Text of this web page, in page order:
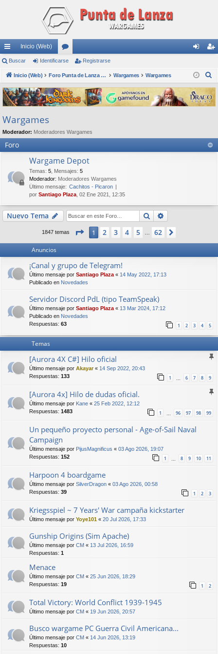
nl
ac
es
rá
pi
do
s
Inicio (Web)
or
os nti
fic
ar
ist
ra
rs
Buscar Identificarse Registrarse
Inicio (Web) Foro Punta de Lanza Wargames Wargames Wargames
s
c
Wargames
Moderador: Moderadores Wargames
Foro
Wargame Depot
Temas: 5 Mensajes: 5
Moderador: Moderadores Wargames
Último mensaje: Cachitos - Picaron
por Santiago Plaza , 02 Ene 2021, 12:35
Nuevo Tema Buscar
1847 temas Página de 62
1 2 3 4 5 62
Anuncios
¡Canal y grupo de Telegram!
Último mensaje por Santiago Plaza « 14 May 2022, 17:13
Publicado en Novedades
Servidor Discord PdL (tipo TeamSpeak)
Último mensaje por Santiago Plaza « 13 Mar 2024, 17:12
Publicado en Novedades
Respuestas: 63 1 2 3 4 5
Temas
[Aurora 4X C#] Hilo oficial
Último mensaje por Akayar« 14 Sep 2022, 20:43
Respuestas: 133 1 6 7 8 9
[Aurora 4x] Hilo de dudas oficial.
Último mensaje por Kane « 25 Feb 2022, 12:12
Respuestas: 1483 1 96 97 98 99
Un pequeño proyecto personal - Age-of-Sail Naval
Campaign
Último mensaje por PijusMagnificus « 03 Ago 2026, 19:07
Respuestas: 152 1 8 9 10 11
Harpoon 4 boardgame
Último mensaje por SilverDragon « 03 Ago 2026, 00:58
Respuestas: 39 1 2 3
Kriegsspiel ~ 7 Years' War campaña kickstarter
Último mensaje por Yoye101 « 20 Jul 2026, 17:33
Gunship Origins (Sim Apache)
Último mensaje por CM « 13 Jul 2026, 16:59
Respuestas: 1
Menace
Último mensaje por CM « 25 Jun 2026, 18:29
Respuestas: 19 1 2
Total Victory: World Conflict 1939-1945
Último mensaje por CM « 19 Jun 2026, 20:57
Busco wargame PC Guerra Civil Americana...
Último mensaje por CM « 14 Jun 2026, 13:19
Respuestas: 10